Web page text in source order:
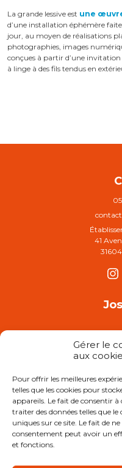
Gérer le
aux
Pour offrir les meilleures
telles que les cookies pour
appareils. Le fait de consentir
traiter des données telles que
uniques sur ce site. Le fait de
consentement peut avoir un
et fonctions.
La grande lessive est une
d’une installation éphémère
jour, au moyen de réalisations
photographies, images
conçues à partir d’une invitation
à linge à des fils tendus en
41